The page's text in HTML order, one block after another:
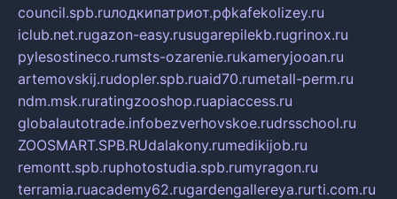
council.spb.ruлодкипатриот.рфkafekolizey.ru
iclub.net.rugazon-easy.rusugarepilekb.rugrinox.ru
pylesostineco.rumsts-ozarenie.rukameryjooan.ru
artemovskij.rudopler.spb.ruaid70.rumetall-perm.ru
ndm.msk.ruratingzooshop.ruapiaccess.ru
globalautotrade.infobezverhovskoe.rudrsschool.ru
ZOOSMART.SPB.RUdalakony.rumedikijob.ru
remontt.spb.ruphotostudia.spb.rumyragon.ru
terramia.ruacademy62.rugardengallereya.rurti.com.ru